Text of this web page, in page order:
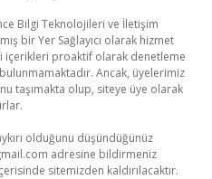
Bilgi Teknolojileri ve İletişim
bir Yer Sağlayıcı olarak hizmet
içerikleri proaktif olarak denetleme
Ancak, üyelerimiz
taşımakta olup, siteye üye olarak
olduğunu düşündüğünüz
adresine bildirmeniz
sitemizden kaldırılacaktır.